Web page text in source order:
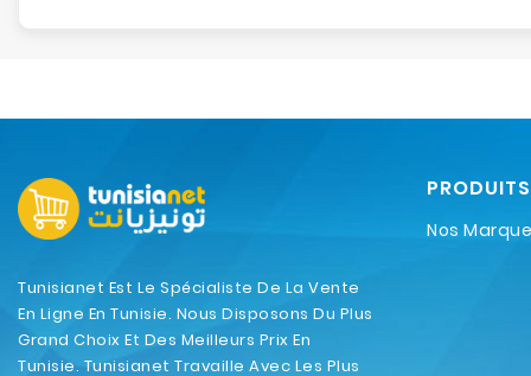
Tunisianet Est Le Spécialiste De La Vente
En Ligne En Tunisie. Nous Disposons Du Plus
Grand Choix Et Des Meilleurs Prix En
Tunisie. Tunisianet Travaille Avec Les Plus
PRODUITS
Nos